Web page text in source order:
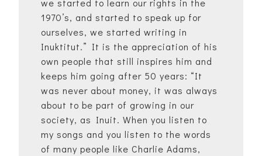
we started to learn our rights in the
1970’s, and started to speak up for
ourselves, we started writing in
Inuktitut.” It is the appreciation of his
own people that still inspires him and
keeps him going after 50 years: “It
was never about money, it was always
about to be part of growing in our
society, as Inuit. When you listen to
my songs and you listen to the words
of many people like Charlie Adams,